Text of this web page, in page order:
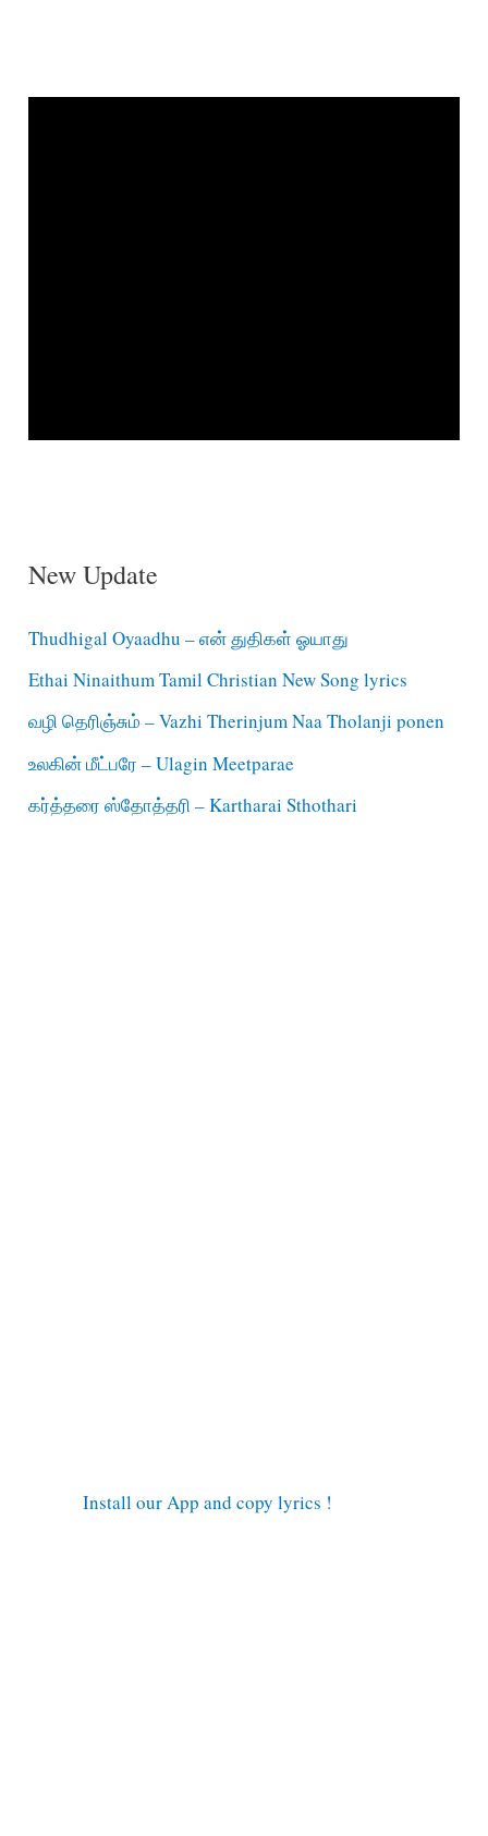
New Update
Thudhigal Oyaadhu – என் துதிகள் ஓயாது
Ethai Ninaithum Tamil Christian New Song lyrics
வழி தெரிஞ்சும் – Vazhi Therinjum Naa Tholanji ponen
உலகின் மீட்பரே – Ulagin Meetparae
கர்த்தரை ஸ்தோத்தரி – Kartharai Sthothari
Install our App and copy lyrics !